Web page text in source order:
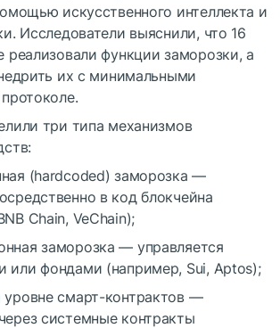
искусственного интеллекта и
Исследователи выяснили, что 16
реализовали функции заморозки, а
их с минимальными
три типа механизмов
(hardcoded) заморозка —
в код блокчейна
Chain, VeChain);
заморозка — управляется
или фондами (например, Sui, Aptos);
уровне смарт-контрактов —
системные контракты